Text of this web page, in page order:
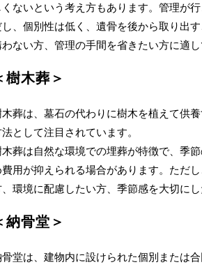
くないという考え方もあります。管理が
し、個別性は低く、遺骨を後から取り出
ない方、管理の手間を省きたい方に適し
樹木葬＞
木葬は、墓石の代わりに樹木を植えて供
として注目されています。
木葬は自然な環境での埋葬が特徴で、季
費用が抑えられる場合があります。ただ
環境に配慮したい方、季節感を大切に
納骨堂＞
堂は、建物内に設けられた個別または合